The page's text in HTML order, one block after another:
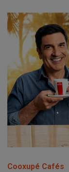
Cooxupé Cafés